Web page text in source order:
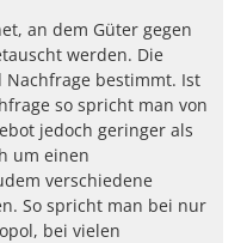
an dem Güter gegen
werden. Die
Nachfrage bestimmt. Ist
so spricht man von
jedoch geringer als
um einen
verschiedene
So spricht man bei nur
bei vielen